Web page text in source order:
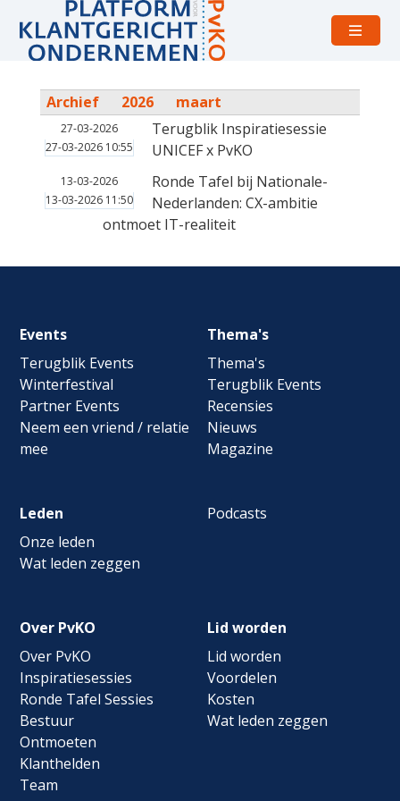
Open
Archief 2026 maart
27-03-2026
27-03-2026 10:55
Terugblik Inspiratiesessie
UNICEF x PvKO
13-03-2026
13-03-2026 11:50
Ronde Tafel bij Nationale-
Nederlanden: CX-ambitie
ontmoet IT-realiteit
Footer
navigation
Events
Terugblik Events
Winterfestival
Partner Events
Neem een vriend / relatie
mee
Thema's
Thema's
Terugblik Events
Recensies
Nieuws
Magazine
Leden
Onze leden
Wat leden zeggen
Podcasts
Over PvKO
Over PvKO
Inspiratiesessies
Ronde Tafel Sessies
Bestuur
Ontmoeten
Klanthelden
Team
Lid worden
Lid worden
Voordelen
Kosten
Wat leden zeggen